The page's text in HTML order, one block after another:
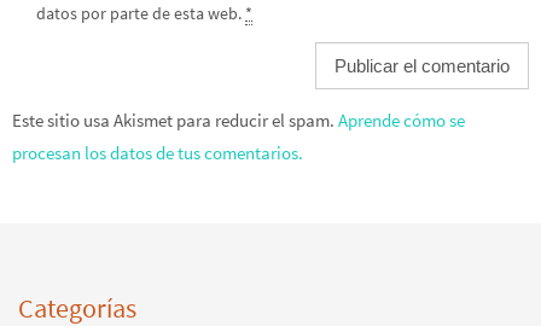
datos por parte de esta web. *
Este sitio usa Akismet para reducir el spam. Aprende cómo se
procesan los datos de tus comentarios.
Categorías